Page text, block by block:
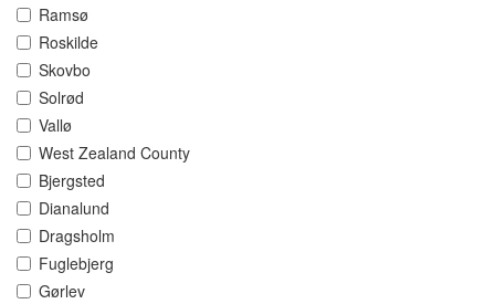
Ramsø
Roskilde
Skovbo
Solrød
Vallø
West Zealand County
Bjergsted
Dianalund
Dragsholm
Fuglebjerg
Gørlev